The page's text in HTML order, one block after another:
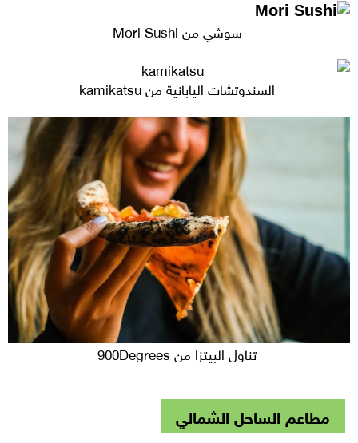
سوشي من Mori Sushi
السندوتشات اليابانية من kamikatsu
تناول البيتزا من 900Degrees
مطاعم الساحل الشمالي